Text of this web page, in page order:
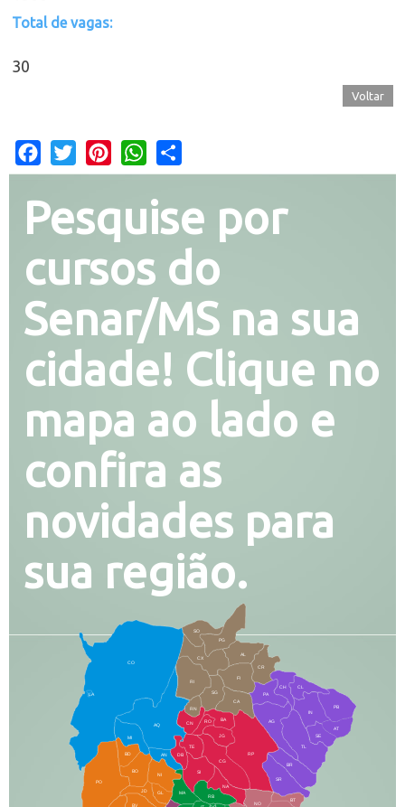
Total de vagas:
30
Voltar
Facebook
Twitter PinterestWhatsApp
Pesquise por
cursos do
Senar/MS na sua
cidade! Clique no
mapa ao lado e
confira as
novidades para
sua região.
CO
AQ
MI
AN
CX
RI
AL
CR
FI
SG
BA
CA
PA
CH CL
PB
SE
TL
AG
BR
SR
BT
RP
RO
JG
CG
SI
NA
RB
MA
BD
BO
NI
JD
PO
BV
DB
TE
IN
NO
RN
CN
GL
AT
PG
SO
LA